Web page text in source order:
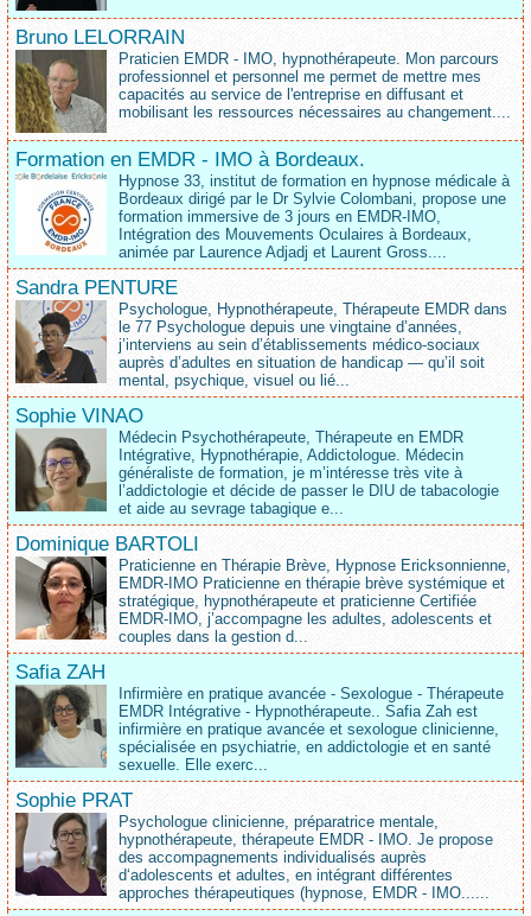
Bruno LELORRAIN
Praticien EMDR - IMO, hypnothérapeute. Mon parcours
professionnel et personnel me permet de mettre mes
capacités au service de l'entreprise en diffusant et
mobilisant les ressources nécessaires au changement....
Formation en EMDR - IMO à Bordeaux.
Hypnose 33, institut de formation en hypnose médicale à
Bordeaux dirigé par le Dr Sylvie Colombani, propose une
formation immersive de 3 jours en EMDR-IMO,
Intégration des Mouvements Oculaires à Bordeaux,
animée par Laurence Adjadj et Laurent Gross....
Sandra PENTURE
Psychologue, Hypnothérapeute, Thérapeute EMDR dans
le 77 Psychologue depuis une vingtaine d’années,
j’interviens au sein d’établissements médico‑sociaux
auprès d’adultes en situation de handicap — qu’il soit
mental, psychique, visuel ou lié...
Sophie VINAO
Médecin Psychothérapeute, Thérapeute en EMDR
Intégrative, Hypnothérapie, Addictologue. Médecin
généraliste de formation, je m’intéresse très vite à
l’addictologie et décide de passer le DIU de tabacologie
et aide au sevrage tabagique e...
Dominique BARTOLI
Praticienne en Thérapie Brève, Hypnose Ericksonnienne,
EMDR-IMO Praticienne en thérapie brève systémique et
stratégique, hypnothérapeute et praticienne Certifiée
EMDR-IMO, j’accompagne les adultes, adolescents et
couples dans la gestion d...
Safia ZAH
Infirmière en pratique avancée - Sexologue - Thérapeute
EMDR Intégrative - Hypnothérapeute.. Safia Zah est
infirmière en pratique avancée et sexologue clinicienne,
spécialisée en psychiatrie, en addictologie et en santé
sexuelle. Elle exerc...
Sophie PRAT
Psychologue clinicienne, préparatrice mentale,
hypnothérapeute, thérapeute EMDR - IMO. Je propose
des accompagnements individualisés auprès
d‘adolescents et adultes, en intégrant différentes
approches thérapeutiques (hypnose, EMDR - IMO......